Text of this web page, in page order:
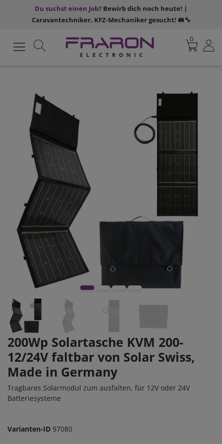
Du suchst einen Job? Bewirb dich noch heute! |
Caravantechniker, KFZ-Mechaniker gesucht! 🚐🔧
0
200Wp Solartasche KVM 200-
12/24V faltbar von Solar Swiss,
Made in Germany
Tragbares Solarmodul zum ausfalten, für 12V oder 24V
Batteriesysteme
Varianten-ID 97080